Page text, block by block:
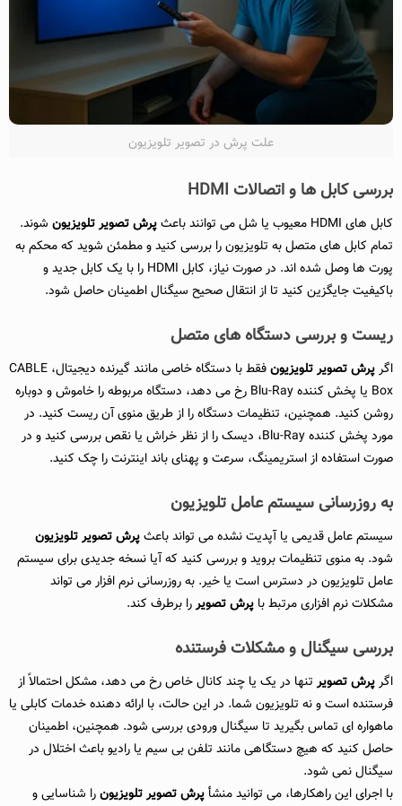
علت پرش در تصویر تلویزیون
بررسی کابل ها و اتصالات HDMI
کابل های HDMI معیوب یا شل می توانند باعث پرش تصویر تلویزیون شوند.
تمام کابل های متصل به تلویزیون را بررسی کنید و مطمئن شوید که محکم به
پورت ها وصل شده اند. در صورت نیاز، کابل HDMI را با یک کابل جدید و
باکیفیت جایگزین کنید تا از انتقال صحیح سیگنال اطمینان حاصل شود.
ریست و بررسی دستگاه های متصل
اگرپرش تصویر تلویزیون
فقط با دستگاه خاصی مانند گیرنده دیجیتال، CABLE
Box یا پخش کننده Blu-Ray رخ می دهد، دستگاه مربوطه را خاموش و دوباره
روشن کنید. همچنین، تنظیمات دستگاه را از طریق منوی آن ریست کنید. در
مورد پخش کننده Blu-Ray، دیسک را از نظر خراش یا نقص بررسی کنید و در
صورت استفاده از استریمینگ، سرعت و پهنای باند اینترنت را چک کنید.
به روزرسانی سیستم عامل تلویزیون
سیستم عامل قدیمی یا آپدیت نشده می تواند باعثپرش تصویر تلویزیون
شود. به منوی تنظیمات بروید و بررسی کنید که آیا نسخه جدیدی برای سیستم
عامل تلویزیون در دسترس است یا خیر. به روزرسانی نرم افزار می تواند
مشکلات نرم افزاری مرتبط با پرش تصویررا برطرف کند.
بررسی سیگنال و مشکلات فرستنده
اگرپرش تصویر تنها در یک یا چند کانال خاص رخ می دهد، مشکل احتمالاً از
فرستنده است و نه تلویزیون شما. در این حالت، با ارائه دهنده خدمات کابلی یا
ماهواره ای تماس بگیرید تا سیگنال ورودی بررسی شود. همچنین، اطمینان
حاصل کنید که هیچ دستگاهی مانند تلفن بی سیم یا رادیو باعث اختلال در
سیگنال نمی شود.
با اجرای این راهکارها، می توانید منشأپرش تصویر تلویزیونرا شناسایی و